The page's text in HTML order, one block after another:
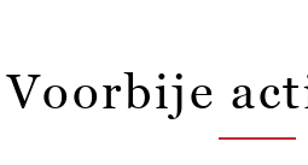
Voorbije